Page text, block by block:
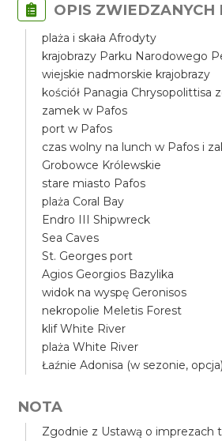
OPIS ZWIEDZANYCH
plaża i skała Afrodyty
krajobrazy Parku Narodowego
wiejskie nadmorskie krajobrazy
kościół Panagia Chrysopolittisa
zamek w Pafos
port w Pafos
czas wolny na lunch w Pafos i
Grobowce Królewskie
stare miasto Pafos
plaża Coral Bay
Endro III Shipwreck
Sea Caves
St. Georges port
Agios Georgios Bazylika
widok na wyspę Geronisos
nekropolie Meletis Forest
klif White River
plaża White River
Łaźnie Adonisa (w sezonie, opcja)
NOTA
Zgodnie z Ustawą o imprezach